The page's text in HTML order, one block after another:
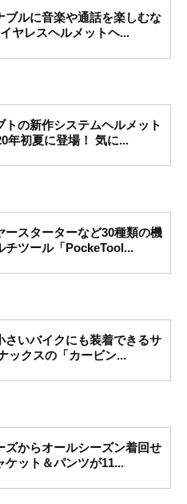
ブルに音楽や通話を楽しむな
ヤレスヘルメットヘ...
トの新作システムヘルメット
年初夏に登場！ 気に...
ースターターなど30種類の機
チツール「PockeTool...
さいバイクにも装着できるサ
ックスの「カービン...
ズからオールシーズン着回せ
ケット＆パンツが11...